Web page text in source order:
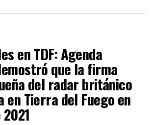
en TDF: Agenda
que la firma
del radar británico
en Tierra del Fuego en